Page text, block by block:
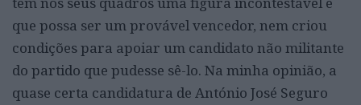
que possa ser um provável vencedor, nem criou
condições para apoiar um candidato não militante
do partido que pudesse sê-lo. Na minha opinião, a
quase certa candidatura de António José Seguro